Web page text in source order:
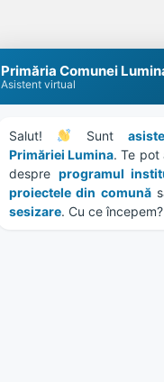
ORE DE LUCRU
Primăria Comunei
Asistent virtual
Salut! Sunt
Primăriei Lumina. Te pot
despre programul
proiectele din comună
sesizare. Cu ce începem?